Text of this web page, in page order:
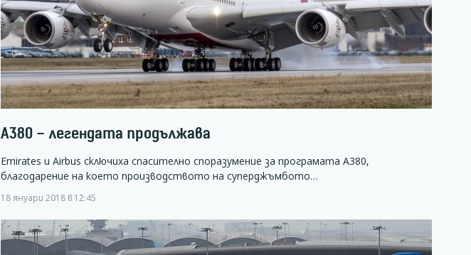
А380 – легендата продължава
Emirates и Airbus сключиха спасително споразумение за програмата А380,
благодарение на което производството на суперджъмбото…
18 януари 2018 в 12:45